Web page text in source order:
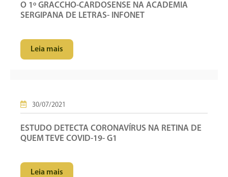
O 1º GRACCHO-CARDOSENSE NA ACADEMIA
SERGIPANA DE LETRAS- INFONET
Leia mais
30/07/2021
ESTUDO DETECTA CORONAVÍRUS NA RETINA DE
QUEM TEVE COVID-19- G1
Leia mais